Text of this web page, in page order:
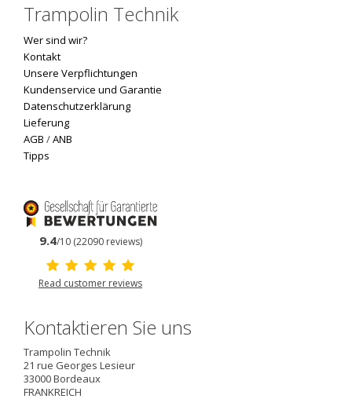
Trampolin Technik
Wer sind wir?
Kontakt
Unsere Verpflichtungen
Kundenservice und Garantie
Datenschutzerklärung
Lieferung
AGB /ANB
Tipps
9.4/10 (22090 reviews)
Read customer reviews
Kontaktieren Sie uns
Trampolin Technik
21 rue Georges Lesieur
33000Bordeaux
FRANKREICH